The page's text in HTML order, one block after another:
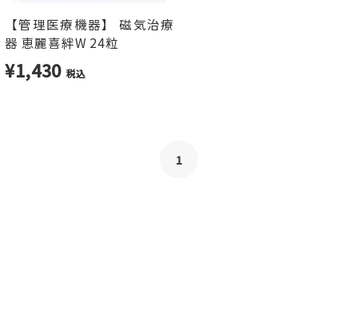
【管理医療機器】 磁気治療
器 恵麗喜絆W 24粒
¥1,430 税込
1